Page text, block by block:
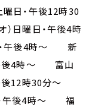
日・午後12時30
日曜日・午後4時
午後4時～ 新
午後4時～ 富山
午後12時30分～
・午後4時～ 福